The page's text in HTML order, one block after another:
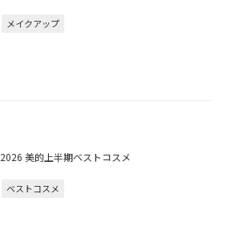
メイクアップ
2026 美的上半期ベストコスメ
ベストコスメ